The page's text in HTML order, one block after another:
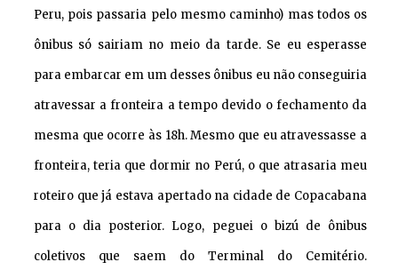
Peru, pois passaria pelo mesmo caminho) mas todos os
ônibus só sairiam no meio da tarde. Se eu esperasse
para embarcar em um desses ônibus eu não conseguiria
atravessar a fronteira a tempo devido o fechamento da
mesma que ocorre às 18h. Mesmo que eu atravessasse a
fronteira, teria que dormir no Perú, o que atrasaria meu
roteiro que já estava apertado na cidade de Copacabana
para o dia posterior. Logo, peguei o bizú de ônibus
coletivos que saem do Terminal do Cemitério.